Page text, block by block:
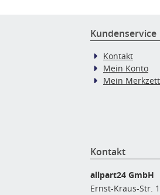
Kundenservice
Kontakt
Mein Konto
Mein
Kontakt
allpart24 GmbH
Ernst-Kraus-Str. 1